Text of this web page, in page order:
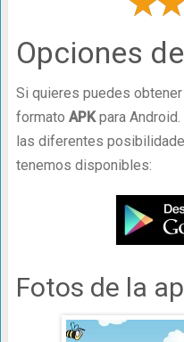
Opciones
Si quieres puedes
formato APKpara
las diferentes
tenemos disponibles:
Fotos de la